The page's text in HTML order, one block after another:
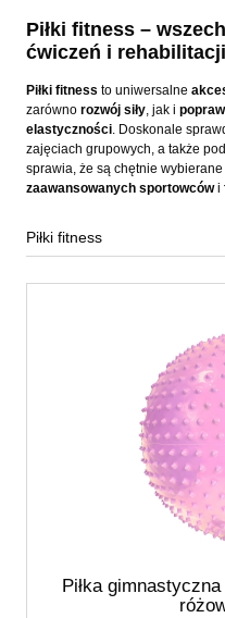
Piłki fitness –
ćwiczeń i rehabilitacji
Piłki fitness to uniwersalne
zarówno rozwój siły, jak i
elastyczności. Doskonale
zajęciach grupowych, a także
sprawia, że są chętnie
zaawansowanych sportowcówi
Piłki fitness
Piłka